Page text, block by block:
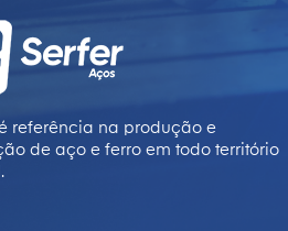
referência na produção e
de aço e ferro em todo território